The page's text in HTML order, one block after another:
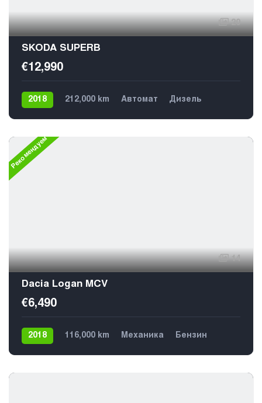
20
SKODA SUPERB
€12,990
2018 212,000 km Автомат
Дизель
Рекомендуем
14
Dacia Logan MCV
€6,490
2018 116,000 km Механика
Бензин